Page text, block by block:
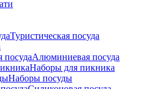
Туристическая посуда
Алюминиевая посуда
Наборы для пикника
Наборы посуды